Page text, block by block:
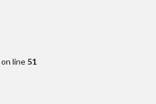
on line 51